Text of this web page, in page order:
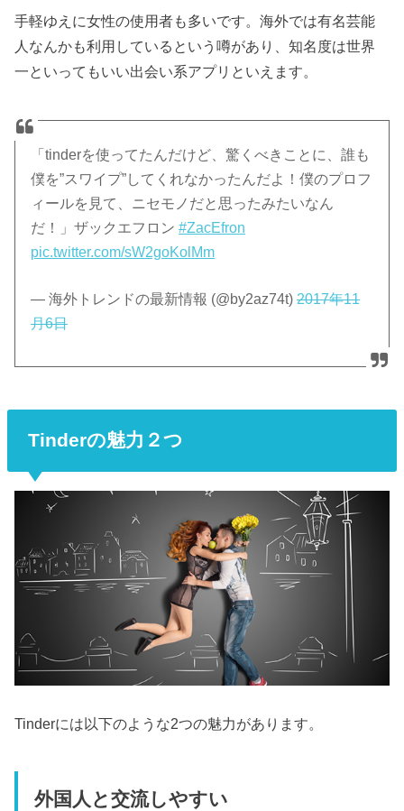
手軽ゆえに女性の使用者も多いです。海外では有名芸能
人なんかも利用しているという噂があり、知名度は世界
一といってもいい出会い系アプリといえます。
「tinderを使ってたんだけど、驚くべきことに、誰も
僕を”スワイプ”してくれなかったんだよ！僕のプロフ
ィールを見て、ニセモノだと思ったみたいなん
だ！」ザックエフロン#ZacEfron
pic.twitter.com/sW2goKolMm
— 海外トレンドの最新情報 (@by2az74t)2017年11
月6日
Tinderの魅力２つ
Tinderには以下のような2つの魅力があります。
外国人と交流しやすい